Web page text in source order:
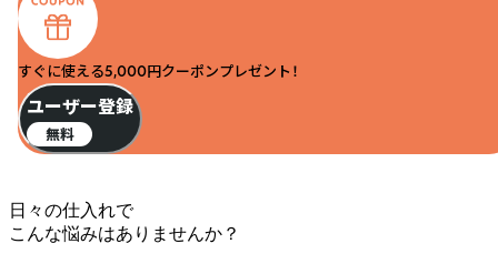
すぐに使える5,000円クーポンプレゼント！
ユーザー登録
無料
日々の仕入れで
こんな悩みはありませんか？